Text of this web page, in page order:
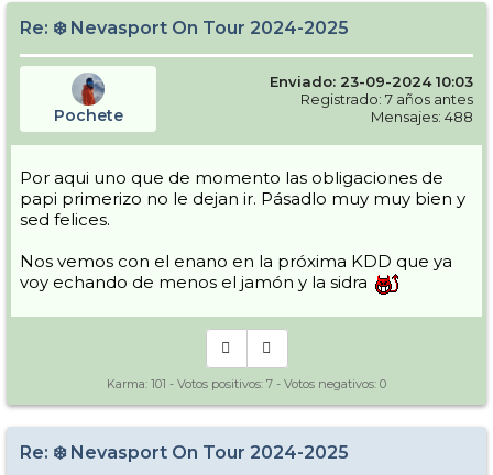
Re: ❄️ Nevasport On Tour 2024-2025
Pochete
Enviado: 23-09-2024 10:03
Registrado: 7 años antes
Mensajes: 488
Por aqui uno que de momento las obligaciones de
papi primerizo no le dejan ir. Pásadlo muy muy bien y
sed felices.
Nos vemos con el enano en la próxima KDD que ya
voy echando de menos el jamón y la sidra
Karma: 101 - Votos positivos: 7 - Votos negativos: 0
Re: ❄️ Nevasport On Tour 2024-2025